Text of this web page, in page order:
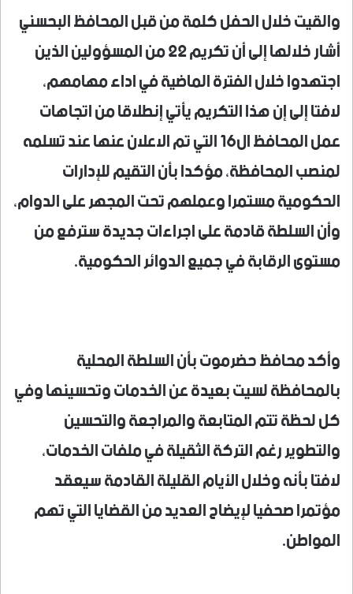
والقيت خلال الحفل كلمة من قبل المحافظ البحسني
أشار خلالها إلى أن تكريم 22 من المسؤولين الذين
اجتهدوا خلال الفترة الماضية في اداء مهامهم،
لافتا إلى إن هذا التكريم يأتي إنطلاقا من اتجاهات
عمل المحافظ ال16 التي تم الاعلان عنها عند تسلمه
لمنصب المحافظة، مؤكدا بأن التقيم للإدارات
الحكومية مستمرا وعملهم تحت المجهر على الدوام،
وأن السلطة قادمة على اجراءات جديدة سترفع من
مستوى الرقابة في جميع الدوائر الحكومية.
وأكد محافظ حضرموت بأن السلطة المحلية
بالمحافظة لسيت بعيدة عن الخدمات وتحسينها وفي
كل لحظة تتم المتابعة والمراجعة والتحسين
والتطوير رغم التركة الثقيلة في ملفات الخدمات،
لافتا بأنه وخلال الأيام القليلة القادمة سيعقد
مؤتمرا صحفيا لإيضاح العديد من القضايا التي تهم
المواطن.